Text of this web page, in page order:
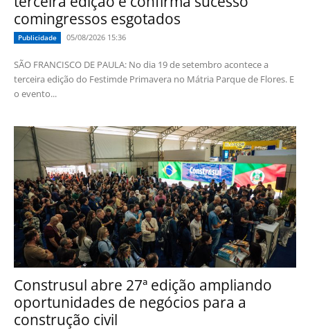
comingressos esgotados
Publicidade 05/08/2026 15:36
SÃO FRANCISCO DE PAULA: No dia 19 de setembro acontece a
terceira edição do Festimde Primavera no Mátria Parque de Flores. E
o evento...
Construsul abre 27ª edição ampliando
oportunidades de negócios para a
construção civil